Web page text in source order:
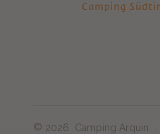
© 2026 Camping Arquin